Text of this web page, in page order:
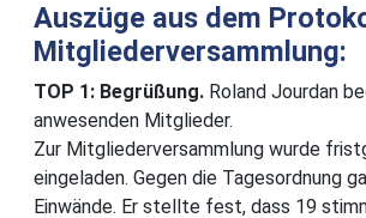
Auszüge aus dem
Mitgliederversammlung:
TOP 1: Begrüßung. Roland Jourdan
anwesenden Mitglieder.
Zur Mitgliederversammlung wurde
eingeladen. Gegen die Tagesordnung
Einwände. Er stellte fest, dass 19